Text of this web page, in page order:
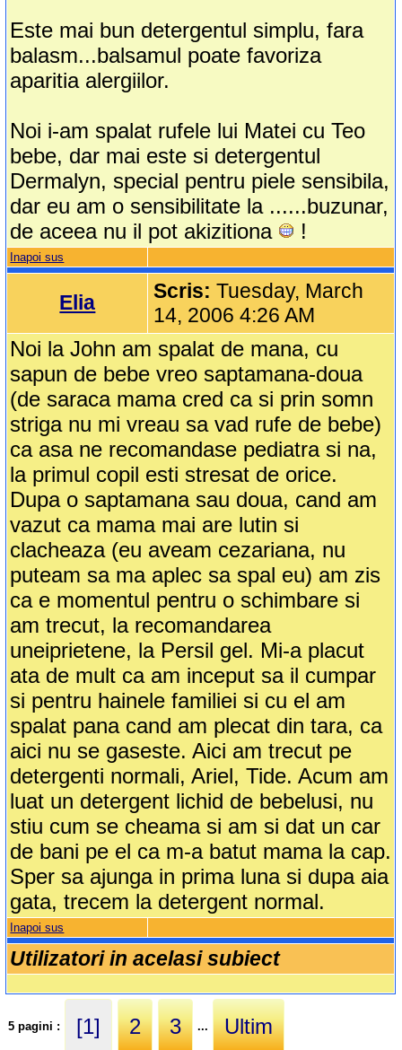
Este mai bun detergentul simplu, fara
balasm...balsamul poate favoriza
aparitia alergiilor.
Noi i-am spalat rufele lui Matei cu Teo
bebe, dar mai este si detergentul
Dermalyn, special pentru piele sensibila,
dar eu am o sensibilitate la ......buzunar,
de aceea nu il pot akizitiona
!
Inapoi sus
Elia Scris:Tuesday, March
14, 2006 4:26 AM
Noi la John am spalat de mana, cu
sapun de bebe vreo saptamana-doua
(de saraca mama cred ca si prin somn
striga nu mi vreau sa vad rufe de bebe)
ca asa ne recomandase pediatra si na,
la primul copil esti stresat de orice.
Dupa o saptamana sau doua, cand am
vazut ca mama mai are lutin si
clacheaza (eu aveam cezariana, nu
puteam sa ma aplec sa spal eu) am zis
ca e momentul pentru o schimbare si
am trecut, la recomandarea
uneiprietene, la Persil gel. Mi-a placut
ata de mult ca am inceput sa il cumpar
si pentru hainele familiei si cu el am
spalat pana cand am plecat din tara, ca
aici nu se gaseste. Aici am trecut pe
detergenti normali, Ariel, Tide. Acum am
luat un detergent lichid de bebelusi, nu
stiu cum se cheama si am si dat un car
de bani pe el ca m-a batut mama la cap.
Sper sa ajunga in prima luna si dupa aia
gata, trecem la detergent normal.
Inapoi sus
Utilizatori in acelasi subiect
5 pagini : [1] 2 3 ... Ultim